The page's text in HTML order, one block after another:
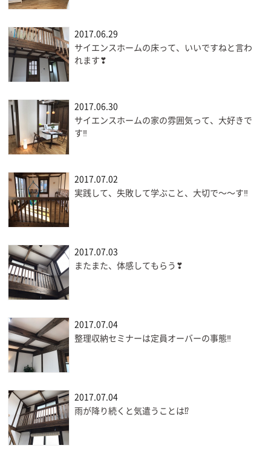
2017.06.29
サイエンスホームの床って、いいですねと言わ
れます❣
2017.06.30
サイエンスホームの家の雰囲気って、大好きで
す‼
2017.07.02
実践して、失敗して学ぶこと、大切で〜〜す‼
2017.07.03
またまた、体感してもらう❣
2017.07.04
整理収納セミナーは定員オーバーの事態‼
2017.07.04
雨が降り続くと気遣うことは⁉